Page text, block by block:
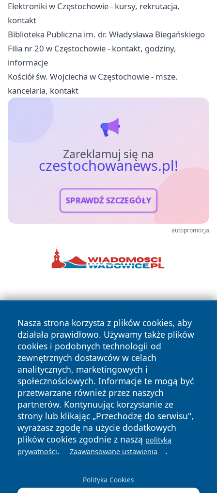
Elektroniki w Częstochowie - kursy, rekrutacja,
kontakt
Biblioteka Publiczna im. dr. Władysława Biegańskiego
Filia nr 20 w Częstochowie - kontakt, godziny,
informacje
Kościół św. Wojciecha w Częstochowie - msze,
kancelaria, kontakt
Zareklamuj się na
czestochowanews.pl!
SPRAWDŹ SZCZEGÓŁY
autopromocja
Nasza strona korzysta z plików cookies, aby
działała prawidłowo. Używamy także plików
cookies i podobnych technologii od
zewnętrznych dostawców w celach
analitycznych, marketingowych i
społecznościowych. Informacje te mogą być
przetwarzane również przez naszych
partnerów. Kontynuując korzystanie ze
strony lub klikając „Przechodzę do serwisu",
wyrażasz zgodę na użycie dodatkowych
plików cookies zgodnie z naszą polityką
prywatności. Zaawansowane ustawienia .
Polityka Cookies
Copyright © 2026 czestochowanews.pl Wszystkie prawa
zastrzeżone.
News Autorzy
Polityka
Prywatności
Polityka
Cookies
cześć